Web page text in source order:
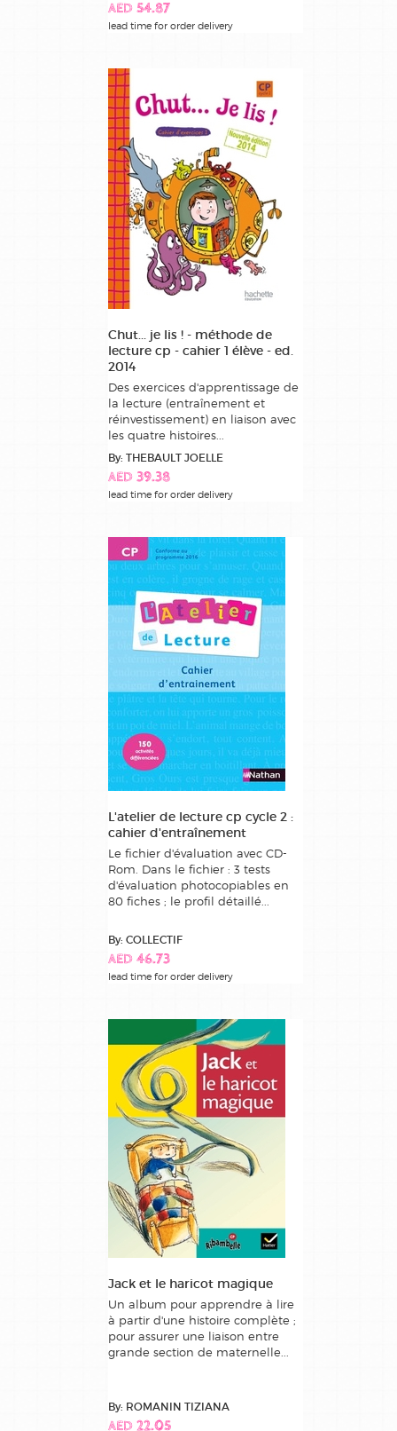
AED 54.87
lead time for order delivery
Chut... je lis ! - méthode de
lecture cp - cahier 1 élève - ed.
2014
Des exercices d'apprentissage de
la lecture (entraînement et
réinvestissement) en liaison avec
les quatre histoires...
By: THEBAULT JOELLE
AED 39.38
lead time for order delivery
L'atelier de lecture cp cycle 2 :
cahier d'entraînement
Le fichier d'évaluation avec CD-
Rom. Dans le fichier : 3 tests
d'évaluation photocopiables en
80 fiches ; le profil détaillé...
By: COLLECTIF
AED 46.73
lead time for order delivery
Jack et le haricot magique
Un album pour apprendre à lire
à partir d'une histoire complète ;
pour assurer une liaison entre
grande section de maternelle...
By: ROMANIN TIZIANA
AED 22.05